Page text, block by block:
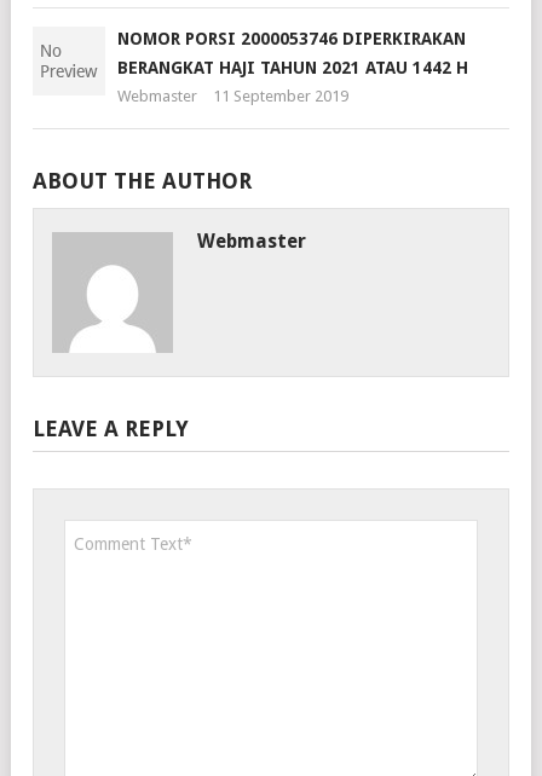
NOMOR PORSI 2000053746 DIPERKIRAKAN
BERANGKAT HAJI TAHUN 2021 ATAU 1442 H
Webmaster 11 September 2019
ABOUT THE AUTHOR
Webmaster
LEAVE A REPLY